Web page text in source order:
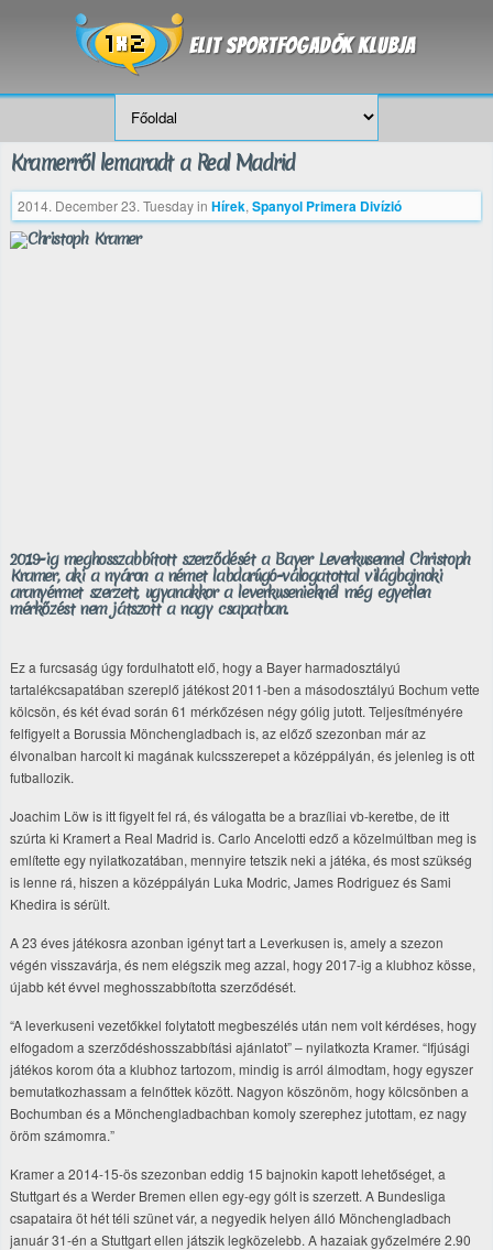
Kramerről lemaradt a Real Madrid
2014. December 23. Tuesdayin Hírek, Spanyol Primera Divízió
2019-ig meghosszabbított szerződését a Bayer Leverkusennel Christoph
Kramer, aki a nyáron a német labdarúgó-válogatottal világbajnoki
aranyérmet szerzett, ugyanakkor a leverkusenieknél még egyetlen
mérkőzést nem játszott a nagy csapatban.
Ez a furcsaság úgy fordulhatott elő, hogy a Bayer harmadosztályú
tartalékcsapatában szereplő játékost 2011-ben a másodosztályú Bochum vette
kölcsön, és két évad során 61 mérkőzésen négy gólig jutott. Teljesítményére
felfigyelt a Borussia Mönchengladbach is, az előző szezonban már az
élvonalban harcolt ki magának kulcsszerepet a középpályán, és jelenleg is ott
futballozik.
Joachim Löw is itt figyelt fel rá, és válogatta be a brazíliai vb-keretbe, de itt
szúrta ki Kramert a Real Madrid is. Carlo Ancelotti edző a közelmúltban meg is
említette egy nyilatkozatában, mennyire tetszik neki a játéka, és most szükség
is lenne rá, hiszen a középpályán Luka Modric, James Rodriguez és Sami
Khedira is sérült.
A 23 éves játékosra azonban igényt tart a Leverkusen is, amely a szezon
végén visszavárja, és nem elégszik meg azzal, hogy 2017-ig a klubhoz kösse,
újabb két évvel meghosszabbította szerződését.
“A leverkuseni vezetőkkel folytatott megbeszélés után nem volt kérdéses, hogy
elfogadom a szerződéshosszabbítási ajánlatot” – nyilatkozta Kramer. “Ifjúsági
játékos korom óta a klubhoz tartozom, mindig is arról álmodtam, hogy egyszer
bemutatkozhassam a felnőttek között. Nagyon köszönöm, hogy kölcsönben a
Bochumban és a Mönchengladbachban komoly szerephez jutottam, ez nagy
öröm számomra.”
Kramer a 2014-15-ös szezonban eddig 15 bajnokin kapott lehetőséget, a
Stuttgart és a Werder Bremen ellen egy-egy gólt is szerzett. A Bundesliga
csapataira öt hét téli szünet vár, a negyedik helyen álló Mönchengladbach
január 31-én a Stuttgart ellen játszik legközelebb. A hazaiak győzelmére 2.90